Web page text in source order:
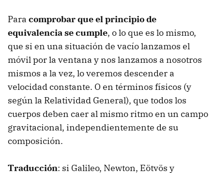
Para comprobar que el principio de
equivalencia se cumple, o lo que es lo mismo,
que si en una situación de vacío lanzamos el
móvil por la ventana y nos lanzamos a nosotros
mismos a la vez, lo veremos descender a
velocidad constante. O en términos físicos (y
según la Relatividad General), que todos los
cuerpos deben caer al mismo ritmo en un campo
gravitacional, independientemente de su
composición.
Traducción: si Galileo, Newton, Eötvös y